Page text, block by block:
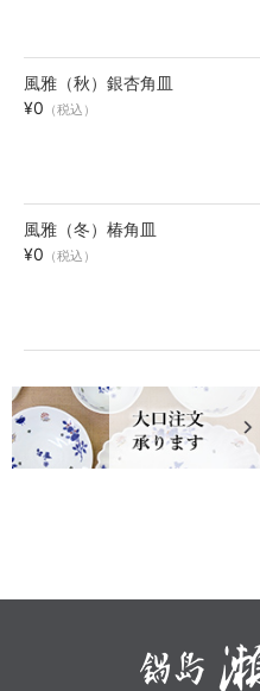
風雅（秋）銀杏角皿
¥0 （税込）
風雅（冬）椿角皿
¥0 （税込）